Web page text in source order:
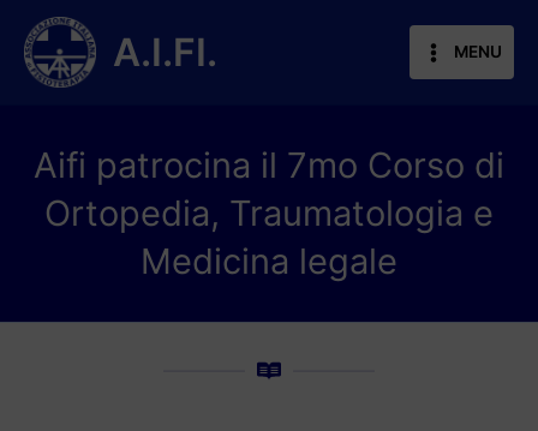
contenuto
A.I.FI. MENU
Aifi patrocina il 7mo Corso di
Ortopedia, Traumatologia e
Medicina legale